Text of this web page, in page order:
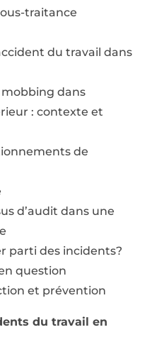
traitance
du travail dans
mobbing dans
: contexte et
de
d’audit dans une
parti des incidents?
question
et prévention
du travail en